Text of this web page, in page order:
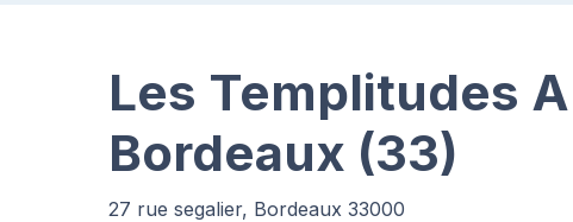
Les Templitudes
Bordeaux (33)
27 rue segalier, Bordeaux 33000